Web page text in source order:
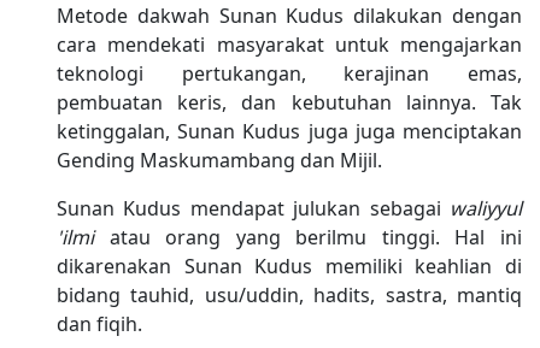
Metode dakwah Sunan Kudus dilakukan dengan
cara mendekati masyarakat untuk mengajarkan
teknologi pertukangan, kerajinan emas,
pembuatan keris, dan kebutuhan lainnya. Tak
ketinggalan, Sunan Kudus juga juga menciptakan
Gending Maskumambang dan Mijil.
Sunan Kudus mendapat julukan sebagai waliyyul
'ilmi atau orang yang berilmu tinggi. Hal ini
dikarenakan Sunan Kudus memiliki keahlian di
bidang tauhid, usu/uddin, hadits, sastra, mantiq
dan fiqih.